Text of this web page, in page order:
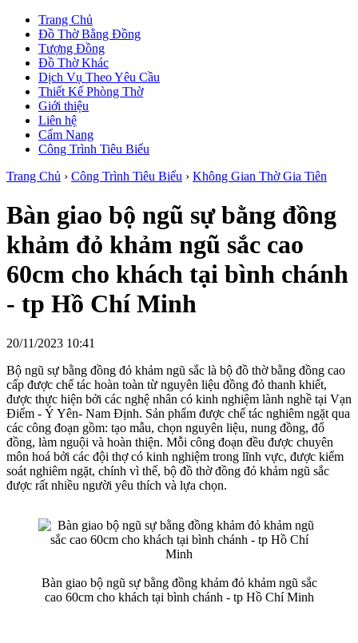
Trang Chủ
Đồ Thờ Bằng Đồng
Tượng Đồng
Đồ Thờ Khác
Dịch Vụ Theo Yêu Cầu
Thiết Kế Phòng Thờ
Giới thiệu
Liên hệ
Cẩm Nang
Công Trình Tiêu Biểu
Trang Chủ › Công Trình Tiêu Biểu › Không Gian Thờ Gia Tiên
Bàn giao bộ ngũ sự bằng đồng
khảm đỏ khảm ngũ sắc cao
60cm cho khách tại bình chánh
- tp Hồ Chí Minh
20/11/2023 10:41
Bộ ngũ sự bằng đồng đỏ khảm ngũ sắc là bộ đồ thờ bằng đồng cao
cấp được chế tác hoàn toàn từ nguyên liệu đồng đỏ thanh khiết,
được thực hiện bởi các nghệ nhân có kinh nghiệm lành nghề tại Vạn
Điểm - Ý Yên- Nam Định. Sản phẩm được chế tác nghiêm ngặt qua
các công đoạn gồm: tạo mẫu, chọn nguyên liệu, nung đồng, đổ
đồng, làm nguội và hoàn thiện. Mỗi công đoạn đều được chuyên
môn hoá bởi các đội thợ có kinh nghiệm trong lĩnh vực, được kiểm
soát nghiêm ngặt, chính vì thế, bộ đồ thờ đồng đỏ khảm ngũ sắc
được rất nhiều người yêu thích và lựa chọn.
Bàn giao bộ ngũ sự bằng đồng khảm đỏ khảm ngũ sắc
cao 60cm cho khách tại bình chánh - tp Hồ Chí Minh